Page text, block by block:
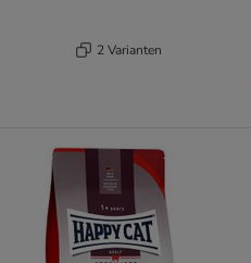
2 Varianten